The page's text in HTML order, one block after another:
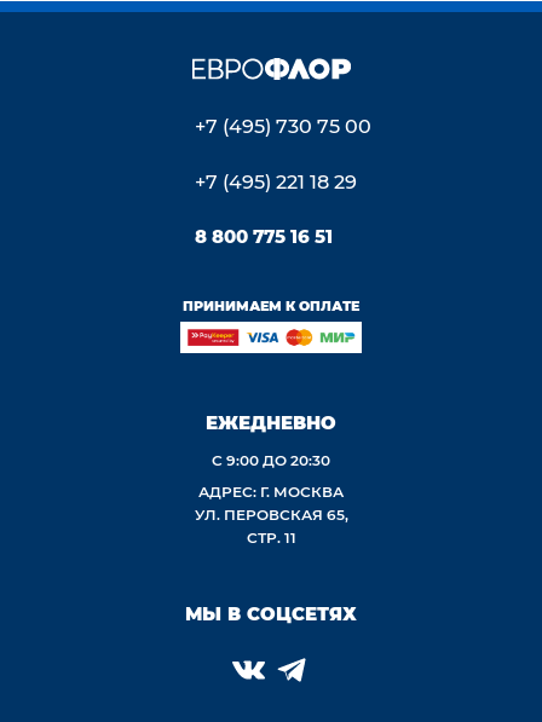
+7 (495) 730 75 00
+7 (495) 221 18 29
8 800 775 16 51
ПРИНИМАЕМ К ОПЛАТЕ
ЕЖЕДНЕВНО
С 9:00 ДО 20:30
АДРЕС: Г. МОСКВА
УЛ. ПЕРОВСКАЯ 65,
СТР. 11
МЫ В СОЦСЕТЯХ